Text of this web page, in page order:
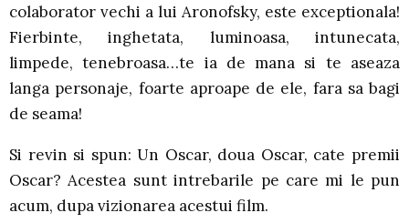
colaborator vechi a lui Aronofsky, este exceptionala!
Fierbinte, inghetata, luminoasa, intunecata,
limpede, tenebroasa…te ia de mana si te aseaza
langa personaje, foarte aproape de ele, fara sa bagi
de seama!
Si revin si spun: Un Oscar, doua Oscar, cate premii
Oscar? Acestea sunt intrebarile pe care mi le pun
acum, dupa vizionarea acestui film.